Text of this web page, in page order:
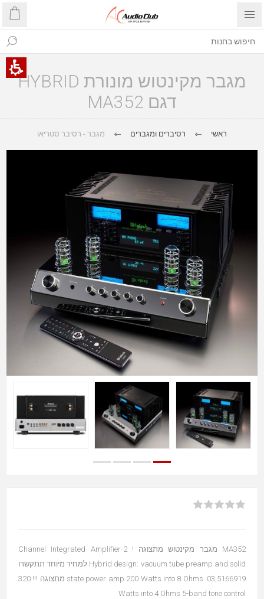
מגבר מקינטוש מונורת HYBRID
דגם MA352
ראשי רסיברים ומגברים מגבר - רסיבר סטריאו
MA352 מגבר מקינטוש מתצוגה ! 2-Channel Integrated Amplifier
Hybrid design: vacuum tube preamp and solid למחיר מיוחד תתקשרו
03,5166919. state power amp 200 Watts into 8 Ohms מתצוגה !!! 320
Watts into 4 Ohms 5-band tone control